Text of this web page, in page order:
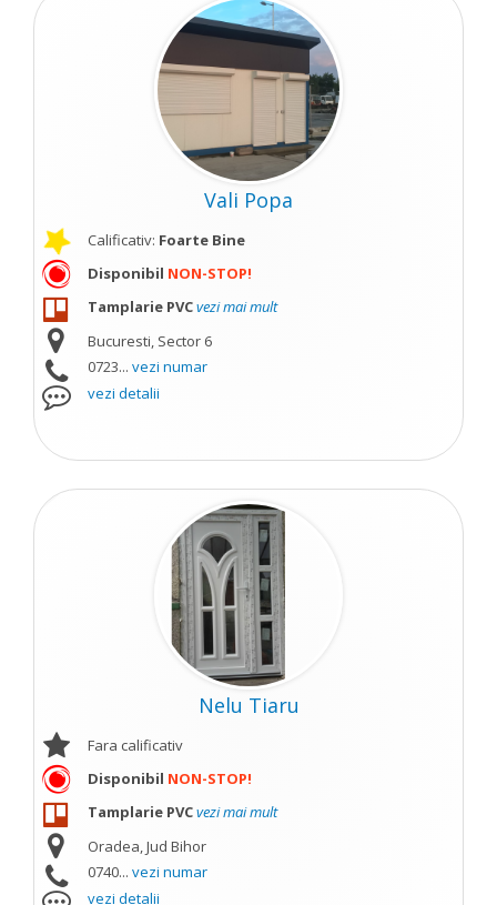
Vali Popa
Calificativ: Foarte Bine
Disponibil NON-STOP!
Tamplarie PVCvezi mai mult
Bucuresti, Sector 6
0723... vezi numar
vezi detalii
Nelu Tiaru
Fara calificativ
Disponibil NON-STOP!
Tamplarie PVCvezi mai mult
Oradea, Jud Bihor
0740... vezi numar
vezi detalii